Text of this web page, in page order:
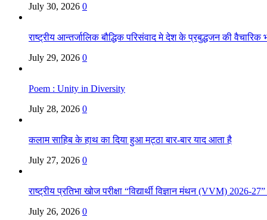
July 30, 2026 0
राष्ट्रीय आन्तर्जालिक बौद्धिक परिसंवाद मे देश के प्रबुद्धजन की वैचारिक
July 29, 2026 0
Poem : Unity in Diversity
July 28, 2026 0
कलाम साहिब के हाथ का दिया हुआ मट्ठा बार-बार याद आता है
July 27, 2026 0
राष्ट्रीय प्रतिभा खोज परीक्षा “विद्यार्थी विज्ञान मंथन (VVM)
July 26, 2026 0